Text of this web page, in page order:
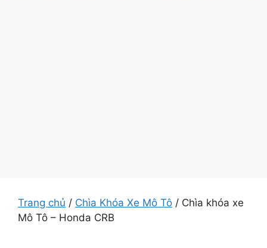
Trang chủ / Chìa Khóa Xe Mô Tô / Chìa khóa xe
Mô Tô – Honda CRB